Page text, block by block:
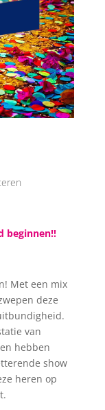
beginnen!!
Met een mix
deze
van
hebben
show
heren op